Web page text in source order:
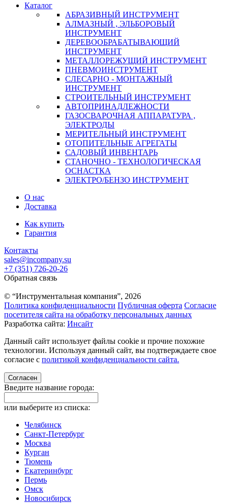
Каталог
АБРАЗИВНЫЙ ИНСТРУМЕНТ
АЛМАЗНЫЙ , ЭЛЬБОРОВЫЙ
ИНСТРУМЕНТ
ДЕРЕВООБРАБАТЫВАЮЩИЙ
ИНСТРУМЕНТ
МЕТАЛЛОРЕЖУЩИЙ ИНСТРУМЕНТ
ПНЕВМОИНСТРУМЕНТ
СЛЕСАРНО - МОНТАЖНЫЙ
ИНСТРУМЕНТ
СТРОИТЕЛЬНЫЙ ИНСТРУМЕНТ
АВТОПРИНАДЛЕЖНОСТИ
ГАЗОСВАРОЧНАЯ АППАРАТУРА ,
ЭЛЕКТРОДЫ
МЕРИТЕЛЬНЫЙ ИНСТРУМЕНТ
ОТОПИТЕЛЬНЫЕ АГРЕГАТЫ
САДОВЫЙ ИНВЕНТАРЬ
СТАНОЧНО - ТЕХНОЛОГИЧЕСКАЯ
ОСНАСТКА
ЭЛЕКТРО/БЕНЗО ИНСТРУМЕНТ
О нас
Доставка
Как купить
Гарантия
Контакты
sales@incompany.su
+7 (351) 726-20-26
Обратная связь
© “Инструментальная компания”, 2026
Политика конфиденциальности Публичная оферта Согласие
посетителя сайта на обработку персональных данных
Разработка сайта: Инсайт
Данный сайт использует файлы cookie и прочие похожие
технологии. Используя данный сайт, вы подтверждаете свое
согласие с политикой конфиденциальности сайта.
Согласен
Введите название города:
или выберите из списка:
Челябинск
Санкт-Петербург
Москва
Курган
Тюмень
Екатеринбург
Пермь
Омск
Новосибирск